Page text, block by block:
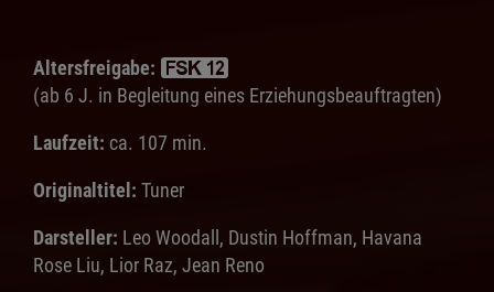
Altersfreigabe:
(ab 6 J. in Begleitung eines Erziehungsbeauftragten)
Laufzeit: ca. 107 min.
Originaltitel: Tuner
Darsteller: Leo Woodall, Dustin Hoffman, Havana
Rose Liu, Lior Raz, Jean Reno